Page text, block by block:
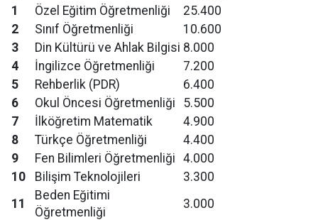
1
Özel Eğitim Öğretmenliği
25.400
2
Sınıf Öğretmenliği
10.600
3
Din Kültürü ve Ahlak Bilgisi 8.000
4
İngilizce Öğretmenliği
7.200
5
Rehberlik (PDR)
6.400
6
Okul Öncesi Öğretmenliği
5.500
7
İlköğretim Matematik
4.900
8
Türkçe Öğretmenliği
4.400
9
Fen Bilimleri Öğretmenliği 4.000
10
Bilişim Teknolojileri
3.300
11
Beden Eğitimi
Öğretmenliği
3.000